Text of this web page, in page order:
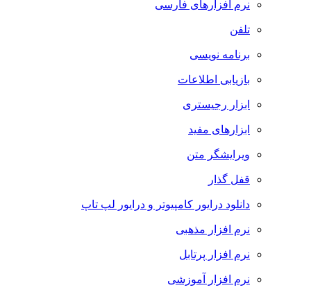
نرم افزارهای فارسی
تلفن
برنامه نویسی
بازیابی اطلاعات
ابزار رجیستری
ابزارهای مفید
ویرایشگر متن
قفل گذار
دانلود درایور کامپیوتر و درایور لپ تاپ
نرم افزار مذهبی
نرم افزار پرتابل
نرم افزار آموزشی